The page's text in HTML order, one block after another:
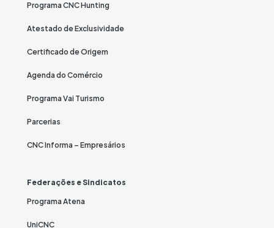
Programa CNC Hunting
Atestado de Exclusividade
Certificado de Origem
Agenda do Comércio
Programa Vai Turismo
Parcerias
CNC Informa – Empresários
Federações e Sindicatos
Programa Atena
UniCNC